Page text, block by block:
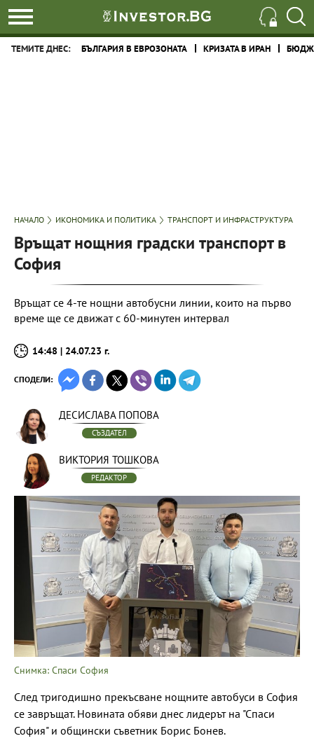
ТЕМИТЕ ДНЕС: БЪЛГАРИЯ В ЕВРОЗОНАТА КРИЗАТА В ИРАН
НАЧАЛО ИКОНОМИКА И ПОЛИТИКА ТРАНСПОРТ И ИНФРАСТРУКТУРА
Връщат нощния градски транспорт в
София
Връщат се 4-те нощни автобусни линии, които на първо
време ще се движат с 60-минутен интервал
14:48 | 24.07.23 г.
СПОДЕЛИ:
ДЕСИСЛАВА ПОПОВА
СЪЗДАТЕЛ
ВИКТОРИЯ ТОШКОВА
РЕДАКТОР
Снимка: Спаси София
След тригодишно прекъсване нощните автобуси в София
се завръщат. Новината обяви днес лидерът на "Спаси
София" и общински съветник Борис Бонев.